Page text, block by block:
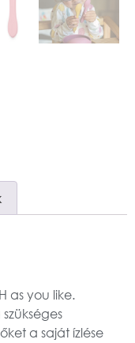
as you like.
a saját ízlése